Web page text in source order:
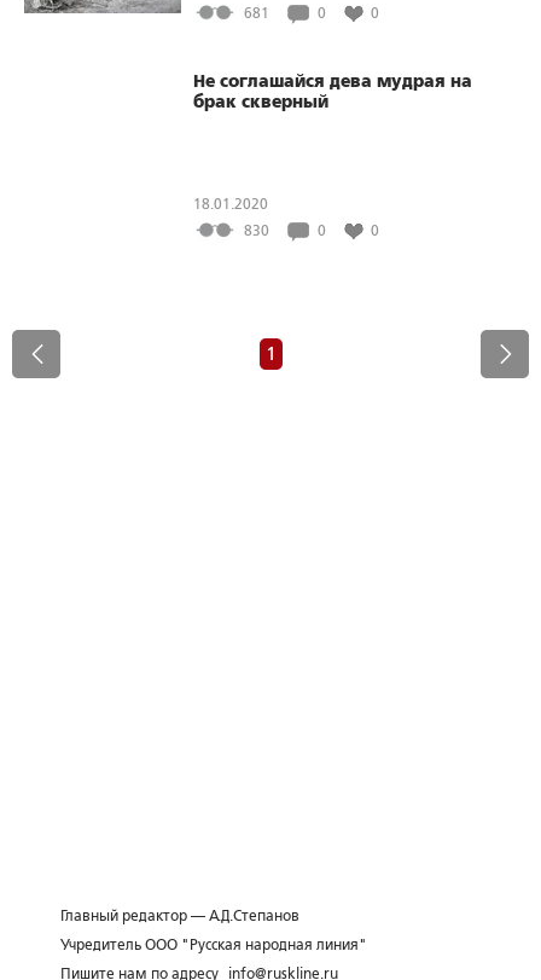
681
0 0
Не соглашайся дева мудрая на
брак скверный
18.01.2020
830
0 0
1
Главный редактор — А.Д.Степанов
Учредитель ООО "Русская народная линия"
Пишите нам по адресу
info@ruskline.ru